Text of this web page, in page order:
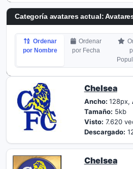
Categoría avatares actual:
Ordenar
por Nombre
Ordenar
por Fecha
Chelsea
Ancho: 128px,
Tamaño: 5kb
Visto: 7.620
Descargado:
Chelsea